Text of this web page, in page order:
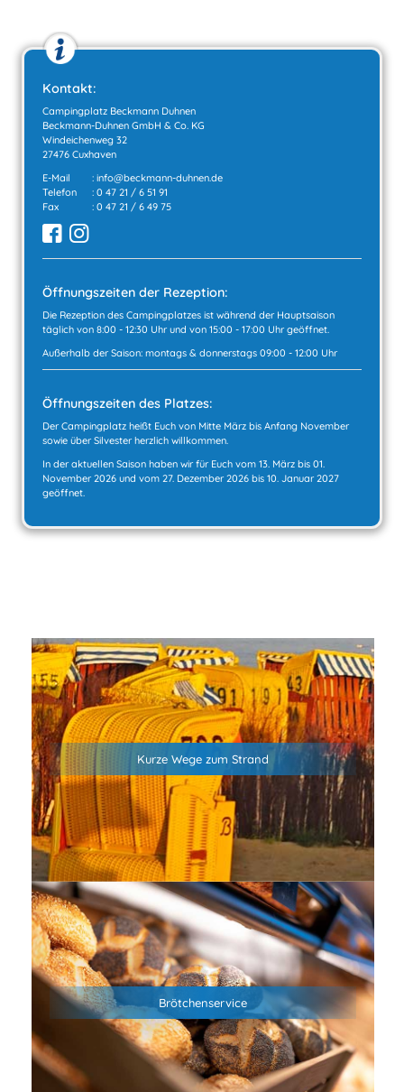
Kontakt:
Campingplatz Beckmann Duhnen
Beckmann-Duhnen GmbH & Co. KG
Windeichenweg 32
27476 Cuxhaven
E-Mail
: info@beckmann-duhnen.de
Telefon
: 0 47 21 / 6 51 91
Fax
: 0 47 21 / 6 49 75
Öffnungszeiten der Rezeption:
Die Rezeption des Campingplatzes ist während der Hauptsaison
täglich von 8:00 - 12:30 Uhr und von 15:00 - 17:00 Uhr geöffnet.
Außerhalb der Saison: montags & donnerstags 09:00 - 12:00 Uhr
Öffnungszeiten des Platzes:
Der Campingplatz heißt Euch von Mitte März bis Anfang November
sowie über Silvester herzlich willkommen.
In der aktuellen Saison haben wir für Euch vom 13. März bis 01.
November 2026 und vom 27. Dezember 2026 bis 10. Januar 2027
geöffnet.
Kurze Wege zum Strand
Nur 800 Meter vom UNESCO-Weltnaturerbe Wattenmeer
und dem Sandstrand in Duhnen entfernt erwartet dich
abseits des Trubels Camping in der Natur. Genieße frische
Nordseeluft, unvergessliche Sonnenuntergänge und echtes
Nordsee-Feeling.
Brötchenservice
Wir bieten an allen sieben Wochentagen einen
morgendlichen Brötchenservice an. Bestelle die Brötchen
einfach am Vortag bis 15:30 und hole Sie entspannt am
nächsten Morgen ab 8:00 in der Rezeption ab. Wenn du
möchtest, kannst du auch eine Tageszeitung dazu bestellen
(BILD, BILD am Sonntag, Cuxhavener Nachrichten)